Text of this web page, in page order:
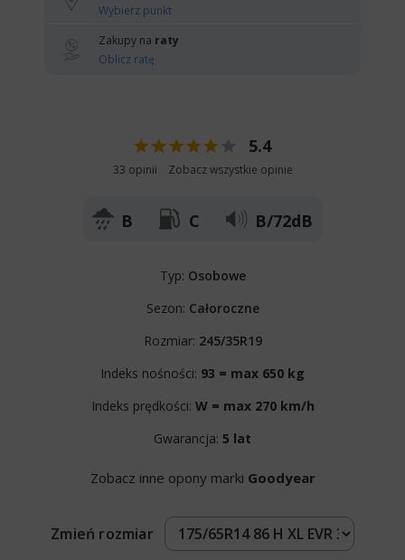
Wybierz punkt
Zakupy na raty
Oblicz ratę
5.4
33 opinii Zobacz wszystkie opinie
B C B/72dB
Typ: Osobowe
Sezon: Całoroczne
Rozmiar: 245/35R19
Indeks nośności: 93 = max 650 kg
Indeks prędkości: W = max 270 km/h
Gwarancja: 5 lat
Zobacz inne opony marki Goodyear
Zmień rozmiar